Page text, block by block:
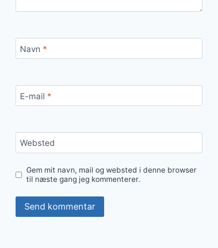
Navn *
E-mail *
Websted
Gem mit navn, mail og websted i denne browser
til næste gang jeg kommenterer.